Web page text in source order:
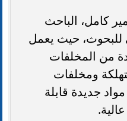
كامل، الباحث
للبحوث، حيث يعمل
من المخلفات
ومخلفات
جديدة قابلة